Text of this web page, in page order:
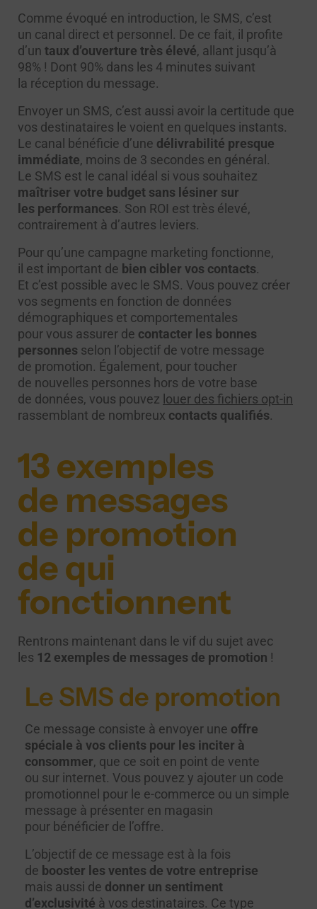
Comme évoqué en introduction, le SMS, c’est
un canal direct et personnel. De ce fait, il profite
d’un taux d’ouverture très élevé, allant jusqu’à
98% ! Dont 90% dans les 4 minutes suivant
la réception du message.
Envoyer un SMS, c’est aussi avoir la certitude que
vos destinataires le voient en quelques instants.
Le canal bénéficie d’une délivrabilité presque
immédiate, moins de 3 secondes en général.
Le SMS est le canal idéal si vous souhaitez
maîtriser votre budget sans lésiner sur
les performances. Son ROI est très élevé,
contrairement à d’autres leviers.
Pour qu’une campagne marketing fonctionne,
il est important de bien cibler vos contacts.
Et c’est possible avec le SMS. Vous pouvez créer
vos segments en fonction de données
démographiques et comportementales
pour vous assurer de contacter les bonnes
personnes selon l’objectif de votre message
de promotion. Également, pour toucher
de nouvelles personnes hors de votre base
de données, vous pouvez louer des fichiers opt-in
rassemblant de nombreux contacts qualifiés.
13 exemples
de messages
de promotion
de qui
fonctionnent
Rentrons maintenant dans le vif du sujet avec
les 12 exemples de messages de promotion !
Le SMS de promotion
Ce message consiste à envoyer une offre
spéciale à vos clients pour les inciter à
consommer, que ce soit en point de vente
ou sur internet. Vous pouvez y ajouter un code
promotionnel pour le e-commerce ou un simple
message à présenter en magasin
pour bénéficier de l’offre.
L’objectif de ce message est à la fois
de booster les ventes de votre entreprise
mais aussi de donner un sentiment
d’exclusivité à vos destinataires. Ce type